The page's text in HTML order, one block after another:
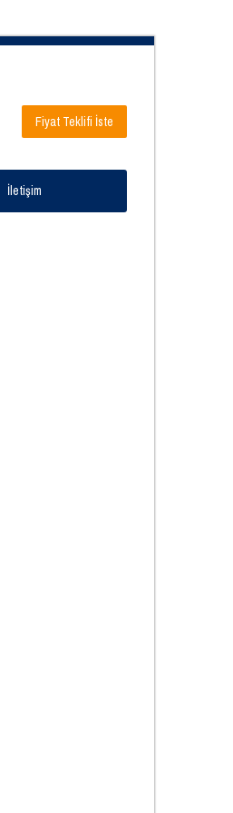
Fiyat Teklifi İste
İletişim